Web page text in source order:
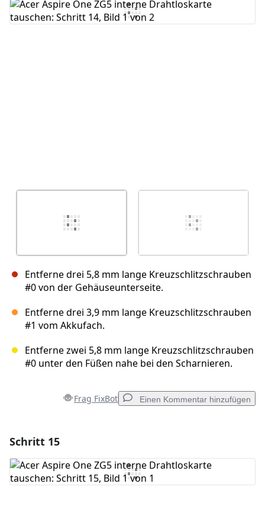
Kommentar hinzufügen
Entferne drei 5,8 mm lange Kreuzschlitzschrauben
#0 von der Gehäuseunterseite.
Entferne drei 3,9 mm lange Kreuzschlitzschrauben
#1 vom Akkufach.
Entferne zwei 5,8 mm lange Kreuzschlitzschrauben
#0 unter den Füßen nahe bei den Scharnieren.
Frag FixBot Einen Kommentar hinzufügen
Kommentar hinzufügen
Schritt 15